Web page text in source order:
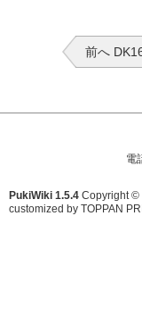
前へ
電
PukiWiki 1.5.4 Copyright ©
customized by TOPPAN